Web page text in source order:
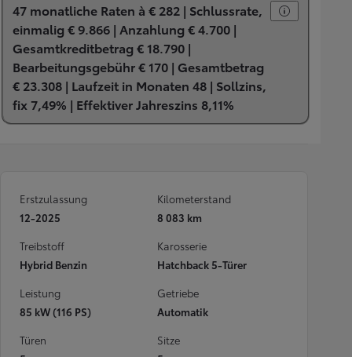
47 monatliche Raten à € 282 | Schlussrate,
einmalig € 9.866 | Anzahlung € 4.700 |
Gesamtkreditbetrag € 18.790 |
Bearbeitungsgebühr € 170 | Gesamtbetrag
€ 23.308 | Laufzeit in Monaten 48 | Sollzins,
fix 7,49% | Effektiver Jahreszins 8,11%
Erstzulassung
12-2025
Kilometerstand
8 083 km
Treibstoff
Hybrid Benzin
Karosserie
Hatchback 5-Türer
Leistung
85 kW (116 PS)
Getriebe
Automatik
Türen
Sitze